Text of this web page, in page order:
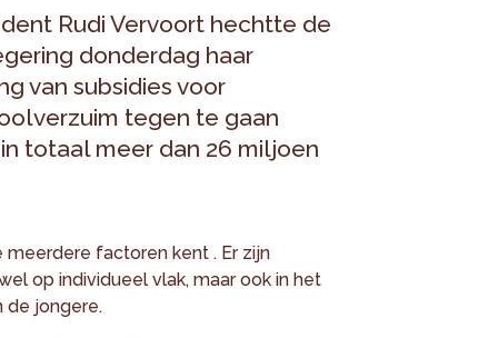
Rudi Vervoort hechtte de
donderdag haar
van subsidies voor
tegen te gaan
totaal meer dan 26 miljoen
factoren kent . Er zijn
op individueel vlak, maar ook in het
de jongere.